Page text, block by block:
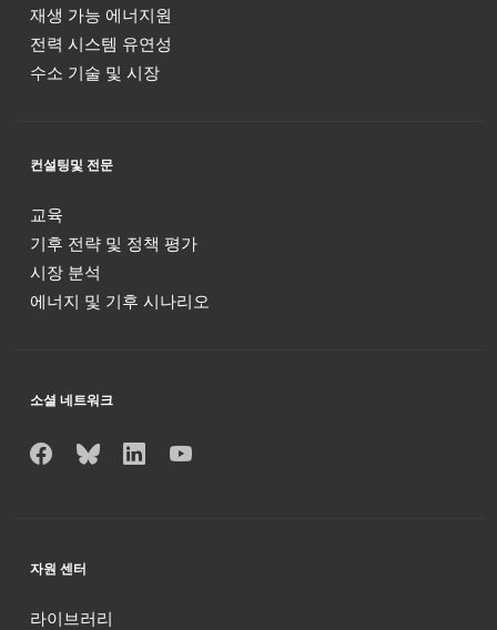
재생 가능 에너지원
전력 시스템 유연성
수소 기술 및 시장
컨설팅및 전문
교육
기후 전략 및 정책 평가
시장 분석
에너지 및 기후 시나리오
소셜 네트워크
자원 센터
라이브러리